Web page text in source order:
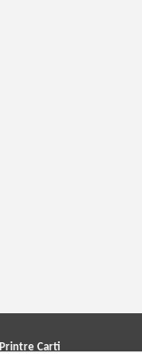
Printre Carti